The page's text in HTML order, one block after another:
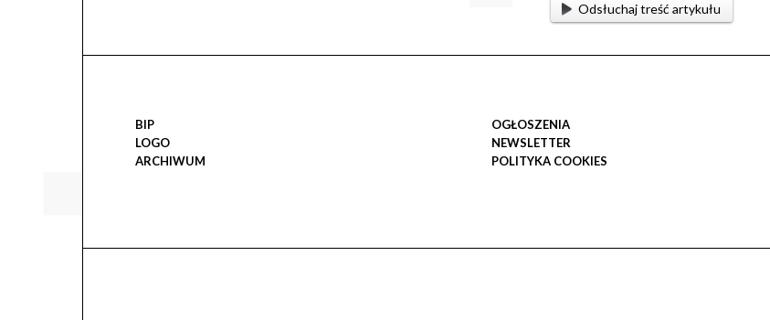
Odsłuchaj treść artykułu
BIP
LOGO
ARCHIWUM
OGŁOSZENIA
NEWSLETTER
POLITYKA COOKIES